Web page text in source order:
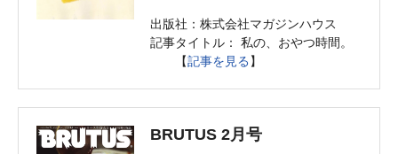
出版社：株式会社マガジンハウス
記事タイトル： 私の、おやつ時間。
【記事を見る 】
BRUTUS 2月号